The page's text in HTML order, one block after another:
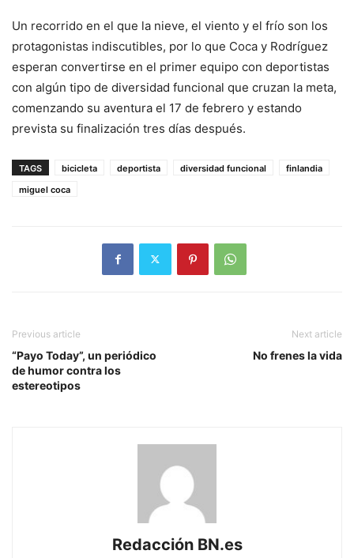
Un recorrido en el que la nieve, el viento y el frío son los
protagonistas indiscutibles, por lo que Coca y Rodríguez
esperan convertirse en el primer equipo con deportistas
con algún tipo de diversidad funcional que cruzan la meta,
comenzando su aventura el 17 de febrero y estando
prevista su finalización tres días después.
TAGS bicicleta deportista diversidad funcional
finlandia
miguel coca
Previous article
“Payo Today”, un periódico
de humor contra los
estereotipos
Next article
No frenes la vida
Redacción BN.es